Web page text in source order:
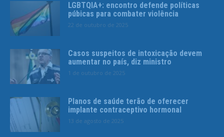
LGBTQIA+: encontro defende políticas
púbicas para combater violência
22 de outubro de 2025
Casos suspeitos de intoxicação devem
aumentar no país, diz ministro
1 de outubro de 2025
Planos de saúde terão de oferecer
implante contraceptivo hormonal
13 de agosto de 2025